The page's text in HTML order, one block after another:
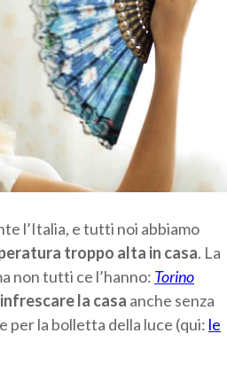
l’Italia, e tutti noi abbiamo
troppo alta in casa. La
non tutti ce l’hanno: Torino
la casa anche senza
per la bolletta della luce (qui: le